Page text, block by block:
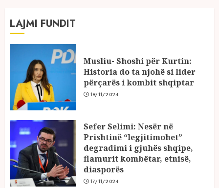
LAJMI FUNDIT
Musliu- Shoshi për Kurtin:
Historia do ta njohë si lider
përçarës i kombit shqiptar
19/11/2024
Sefer Selimi: Nesër në
Prishtinë “legjitimohet”
degradimi i gjuhës shqipe,
flamurit kombëtar, etnisë,
diasporës
17/11/2024